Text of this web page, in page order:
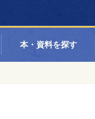
本・資料を探す